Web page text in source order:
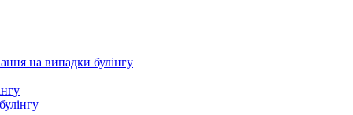
на випадки булінгу